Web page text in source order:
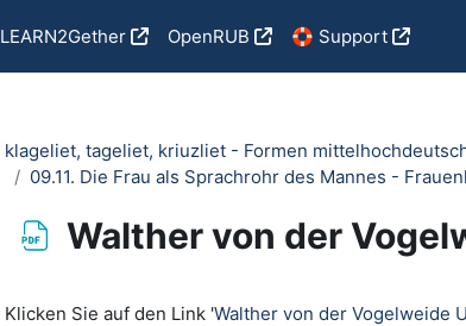
LEARN2Gether OpenRUB 🛟 Support
klageliet, tageliet, kriuzliet - Formen
09.11. Die Frau als Sprachrohr des Mannes -
Walther von der
Klicken Sie auf den Link 'Walther von der Vogelweide